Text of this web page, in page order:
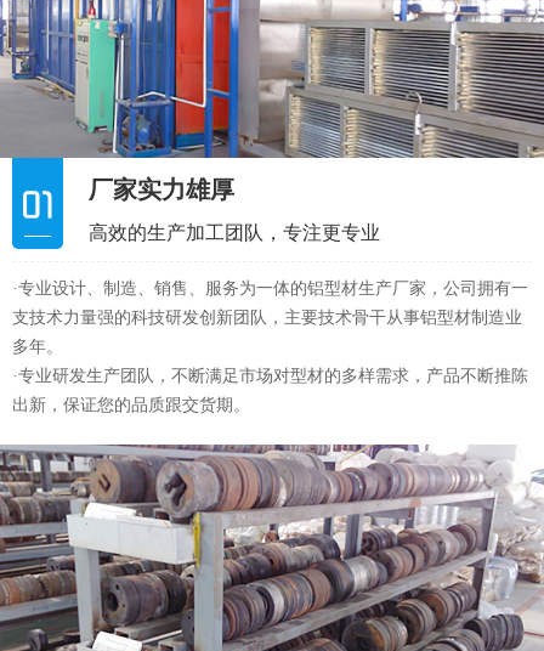
厂家实力雄厚
高效的生产加工团队，专注更专业
·专业设计、制造、销售、服务为一体的铝型材生产厂家，公司拥有一
支技术力量强的科技研发创新团队，主要技术骨干从事铝型材制造业
多年。
·专业研发生产团队，不断满足市场对型材的多样需求，产品不断推陈
出新，保证您的品质跟交货期。